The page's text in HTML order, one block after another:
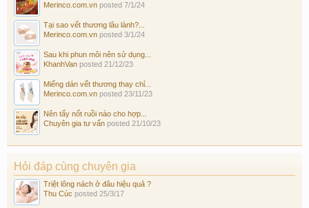
Merinco.com.vn posted 7/1/24
Tại sao vết thương lâu lành?...
Merinco.com.vn posted 3/1/24
Sau khi phun môi nên sử dụng...
KhanhVan posted 21/12/23
Miếng dán vết thương thay chỉ...
Merinco.com.vn posted 23/11/23
Nên tẩy nốt ruồi nào cho hợp...
Chuyên gia tư vấn posted 21/10/23
Hỏi đáp cùng chuyên gia
Triệt lông nách ở đâu hiệu quả ?
Thu Cúc posted 25/3/17